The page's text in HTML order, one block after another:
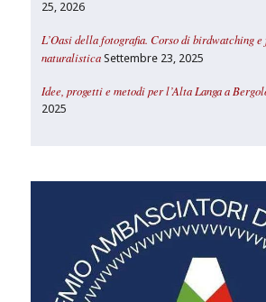
25, 2026
L’Oasi della fotografia. Corso di birdwatching e
naturalistica Settembre 23, 2025
Idee, progetti e metodi per l’Alta Langa a
2025